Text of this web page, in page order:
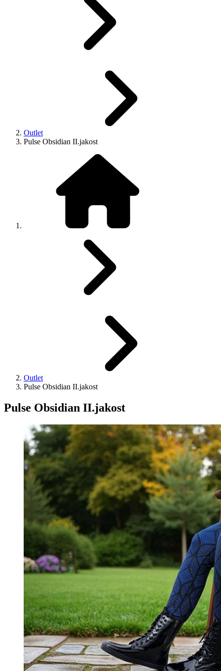
Outlet
Pulse Obsidian II.jakost
Outlet
Pulse Obsidian II.jakost
Pulse Obsidian II.jakost